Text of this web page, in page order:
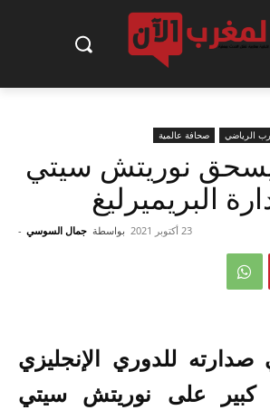
الرياضي صحافة عالمية
نوريتش سيتي
البريميرليغ
بواسطة جمال السوسي - 23 أكتوبر 2021
للدوري الإنجليزي
كبير على نوريتش سيتي